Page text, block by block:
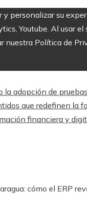
personalizar su
Youtube. Al usar
nuestra Política de
la adopción de
que redefinen la
financiera y
cómo el ERP